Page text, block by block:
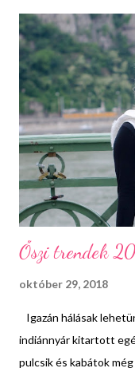
legextrább sminkjeit,
majd inspirációt
(2014) Jósnő (2015)
Szívkirálynő (2017)
Koponya (2017)
készült egy videó:
Őszi trendek
október 29, 2018
Igazán hálásak
indiánnyár kitartott
pulcsik és kabátok